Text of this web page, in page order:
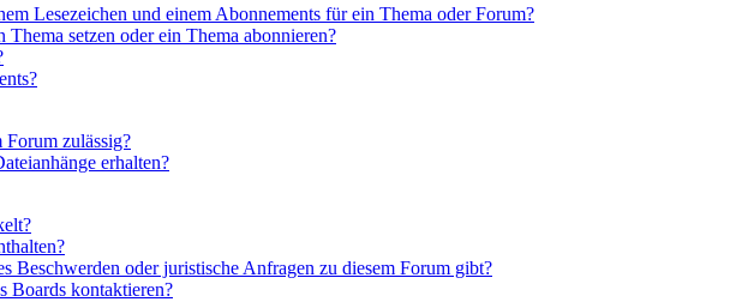
Lesezeichen und einem Abonnements für ein Thema oder Forum?
setzen oder ein Thema abonnieren?
Forum zulässig?
erhalten?
Beschwerden oder juristische Anfragen zu diesem Forum gibt?
Boards kontaktieren?